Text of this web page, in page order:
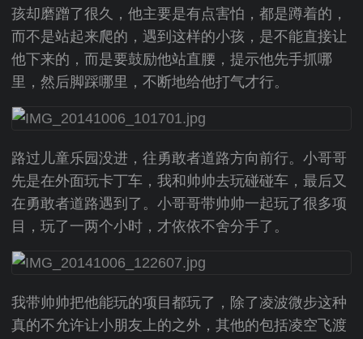
孩却磨蹭了很久，他主要是有点害怕，都是蹲着的，
而不是站起来爬的，遇到这样的小孩，是不能直接让
他下来的，而是要鼓励他站直腰，提示他先手抓哪
里，然后脚踩哪里，不断地给他打气才行。
路过儿童乐园没进，往勇敢者道路方向前行。小哥哥
先是在外面玩卡丁车，我和帅帅去玩碰碰车，最后又
在勇敢者道路遇到了。小哥哥带帅帅一起玩了很多项
目，玩了一两个小时，才依依不舍分手了。
我带帅帅把他能玩的项目都玩了，除了凌波微步这种
真的不允许让小朋友上的之外，其他的包括凌空飞渡